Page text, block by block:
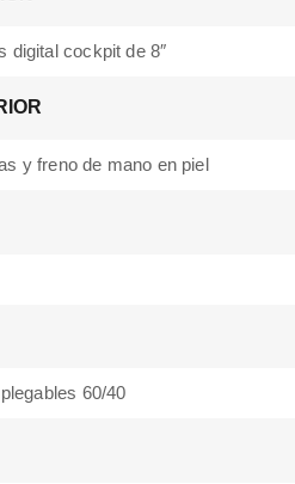
digital cockpit de 8″
y freno de mano en piel
60/40